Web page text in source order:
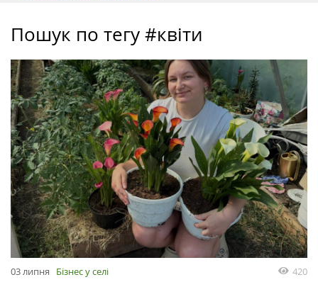
Пошук по тегу #квіти
03 липня Бізнес у селі 420